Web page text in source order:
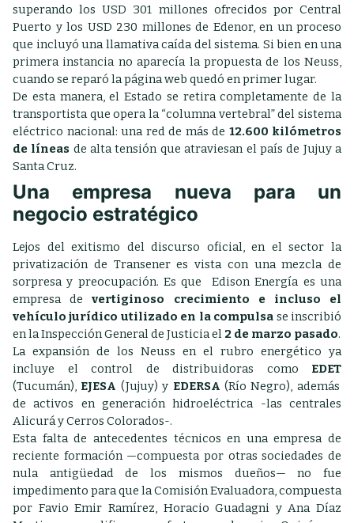
superando los USD 301 millones ofrecidos por Central
Puerto y los USD 230 millones de Edenor, en un proceso
que incluyó una llamativa caída del sistema. Si bien en una
primera instancia no aparecía la propuesta de los Neuss,
cuando se reparó la página web quedó en primer lugar.
De esta manera, el Estado se retira completamente de la
transportista que opera la “columna vertebral” del sistema
eléctrico nacional: una red de más de 12.600 kilómetros
de líneas de alta tensión que atraviesan el país de Jujuy a
Santa Cruz.
Una empresa nueva para un
negocio estratégico
Lejos del exitismo del discurso oficial, en el sector la
privatización de Transener es vista con una mezcla de
sorpresa y preocupación. Es que Edison Energía es una
empresa devertiginoso crecimiento e incluso el
vehículo jurídico utilizado en la compulsa se inscribió
en la Inspección General de Justicia el 2 de marzo pasado.
La expansión de los Neuss en el rubro energético ya
incluye el control de distribuidoras como EDET
(Tucumán), EJESA (Jujuy) y EDERSA (Río Negro), además
de activos en generación hidroeléctrica -las centrales
Alicurá y Cerros Colorados-.
Esta falta de antecedentes técnicos en una empresa de
reciente formación —compuesta por otras sociedades de
nula antigüedad de los mismos dueños— no fue
impedimento para que la Comisión Evaluadora, compuesta
por Favio Emir Ramírez, Horacio Guadagni y Ana Díaz